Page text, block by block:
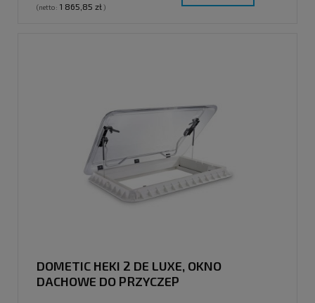
(netto: 1 865,85 zł)
DOMETIC HEKI 2 DE LUXE, OKNO
DACHOWE DO PRZYCZEP